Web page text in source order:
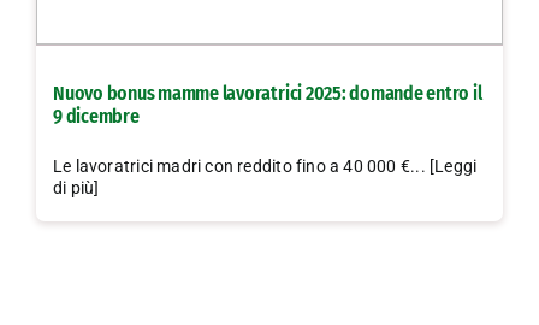
Lavora con noi
Nuovo bonus mamme lavoratrici 2025: domande entro il
9 dicembre
Le lavoratrici madri con reddito fino a 40 000 €... [Leggi
di più]